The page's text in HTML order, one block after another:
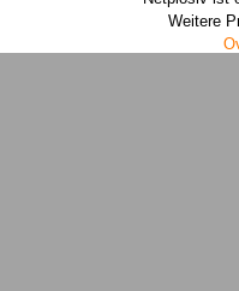
Weitere